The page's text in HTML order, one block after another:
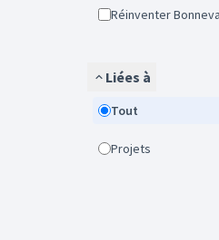
Réinventer
Liées à
Tout
Projets